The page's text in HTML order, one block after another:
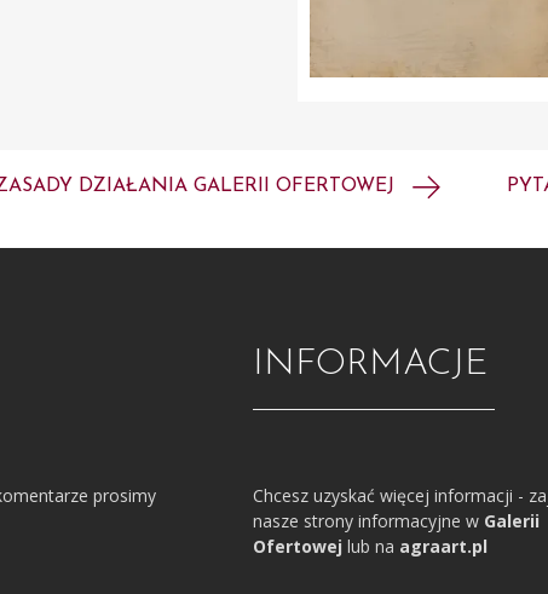
DZIAŁANIA GALERII OFERTOWEJ
INFORMACJE
Chcesz uzyskać więcej informacji -
nasze strony informacyjne w Galerii
Ofertowej lub na agraart.pl
prosimy